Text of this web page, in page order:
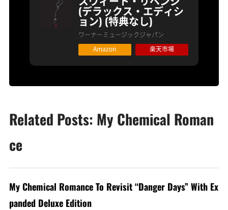
(デラックス・エディシ
ョン) (特典なし)
ワーナーミュージックジャパン
Amazon 楽天市場
Related Posts: My Chemical Roman
ce
My Chemical Romance To Revisit “Danger Days” With Ex
panded Deluxe Edition